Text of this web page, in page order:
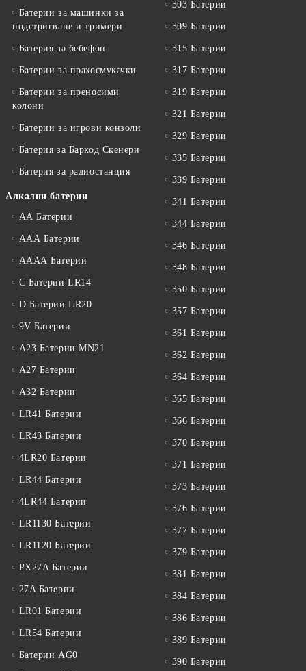
Батерии за машинки за
подстригване и тримери
Батерия за бебефон
Батерии за прахосмукачки
Батерии за преносими
колони
Батерии за игрови конзоли
Батерия за Баркод Скенери
Батерия за радиостанция
Алкални батерии
АА Батерии
ААА Батерии
АААА Батерии
C Батерии LR14
D Батерии LR20
9V Батерии
A23 Батерии MN21
A27 Батерии
A32 Батерии
LR41 Батерии
LR43 Батерии
4LR20 Батерии
LR44 Батерии
4LR44 Батерии
LR1130 Батерии
LR1120 Батерии
PX27A Батерии
27A Батерии
LR01 Батерии
LR54 Батерии
Батерии AG0
303 Батерии
309 Батерии
315 Батерии
317 Батерии
319 Батерии
321 Батерии
329 Батерии
335 Батерии
339 Батерии
341 Батерии
344 Батерии
346 Батерии
348 Батерии
350 Батерии
357 Батерии
361 Батерии
362 Батерии
364 Батерии
365 Батерии
366 Батерии
370 Батерии
371 Батерии
373 Батерии
376 Батерии
377 Батерии
379 Батерии
381 Батерии
384 Батерии
386 Батерии
389 Батерии
390 Батерии